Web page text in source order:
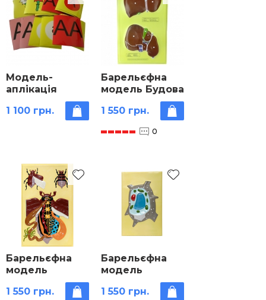
Модель-
аплікація
Моногібридне
схрещування
1 100 грн.
Барельєфна
модель Будова
людини
1 550 грн.
0
Барельєфна
модель
«Внутрішня
будова жука»
1 550 грн.
Барельєфна
модель
клітина
1 550 грн.